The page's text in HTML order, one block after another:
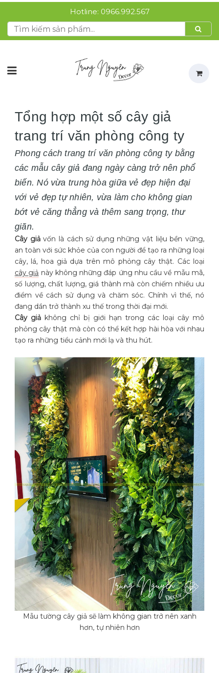
Hotline: 0966.992.567
Tổng hợp một số cây giả
trang trí văn phòng công ty
Phong cách trang trí văn phòng công ty bằng
các mẫu cây giả đang ngày càng trở nên phổ
biến. Nó vừa trung hòa giữa vẻ đẹp hiện đại
với vẻ đẹp tự nhiên, vừa làm cho không gian
bớt vẻ căng thẳng và thêm sang trọng, thư
giãn.
Cây giảvốn là cách sử dụng những vật liệu bền vững,
an toàn với sức khỏe của con người để tạo ra những loại
cây, lá, hoa giả dựa trên mô phỏng cây thật. Các loại
cây giả này không những đáp ứng nhu cầu về mẫu mã,
số lượng, chất lượng, giá thành mà còn chiếm nhiều ưu
điểm về cách sử dụng và chăm sóc. Chính vì thế, nó
đang dần trở thành xu thế trong thời đại mới.
Cây giả không chỉ bị giới hạn trong các loại cây mô
phỏng cây thật mà còn có thể kết hợp hài hòa với nhau
tạo ra những tiểu cảnh mới lạ và thu hút.
Mẫu tường cây giả sẽ làm không gian trở nên xanh
hơn, tự nhiên hơn